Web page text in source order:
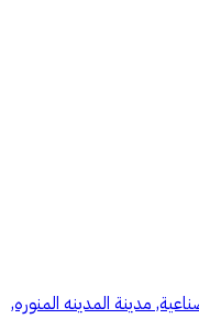
مدينة المدينه المنوره,